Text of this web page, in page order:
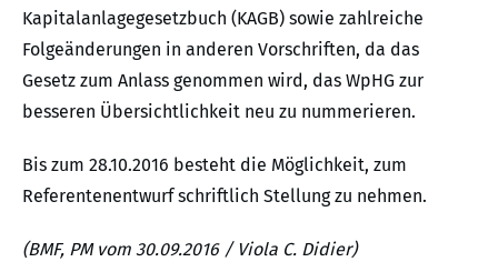
Kapitalanlagegesetzbuch (KAGB) sowie zahlreiche
Folgeänderungen in anderen Vorschriften, da das
Gesetz zum Anlass genommen wird, das WpHG zur
besseren Übersichtlichkeit neu zu nummerieren.
Bis zum 28.10.2016 besteht die Möglichkeit, zum
Referentenentwurf schriftlich Stellung zu nehmen.
(BMF, PM vom 30.09.2016 / Viola C. Didier)